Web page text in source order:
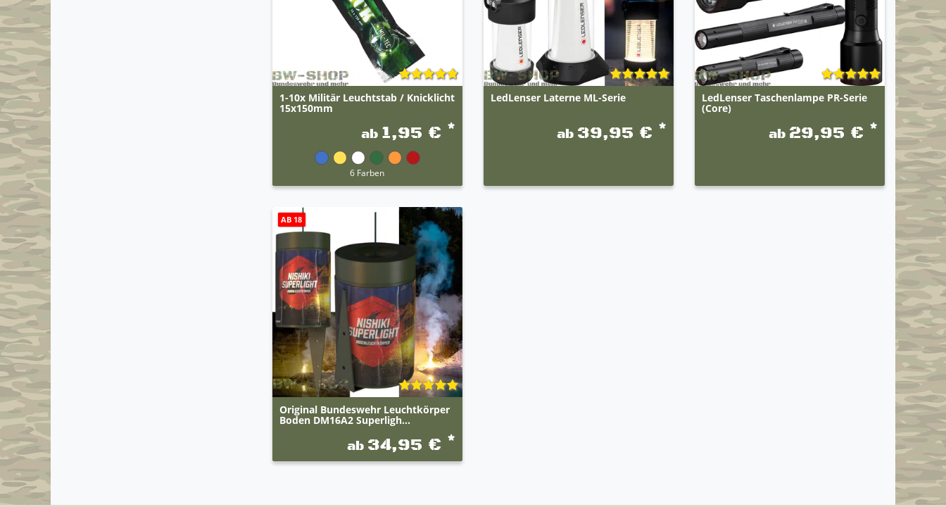
1-10x Militär Leuchtstab / Knicklicht
15x150mm
ab 1,95 € *
6 Farben
LedLenser Laterne ML-Serie
ab 39,95 € *
LedLenser Taschenlampe PR-Serie
(Core)
ab 29,95 € *
AB 18
Original Bundeswehr Leuchtkörper
Boden DM16A2 Superligh...
ab 34,95 € *